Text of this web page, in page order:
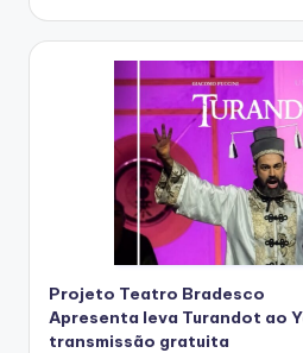
Projeto Teatro Bradesco
Apresenta leva Turandot ao
transmissão gratuita